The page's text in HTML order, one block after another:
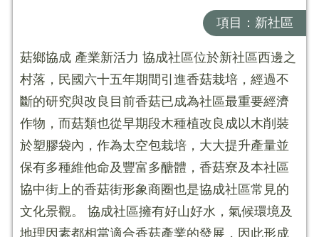
項目：新社區
菇鄉協成 產業新活力 協成社區位於新社區西邊之
村落，民國六十五年期間引進香菇栽培，經過不
斷的研究與改良目前香菇已成為社區最重要經濟
作物，而菇類也從早期段木種植改良成以木削裝
於塑膠袋內，作為太空包栽培，大大提升產量並
保有多種維他命及豐富多醣體，香菇寮及本社區
協中街上的香菇街形象商圈也是協成社區常見的
文化景觀。 協成社區擁有好山好水，氣候環境及
地理因素都相當適合香菇產業的發展，因此形成